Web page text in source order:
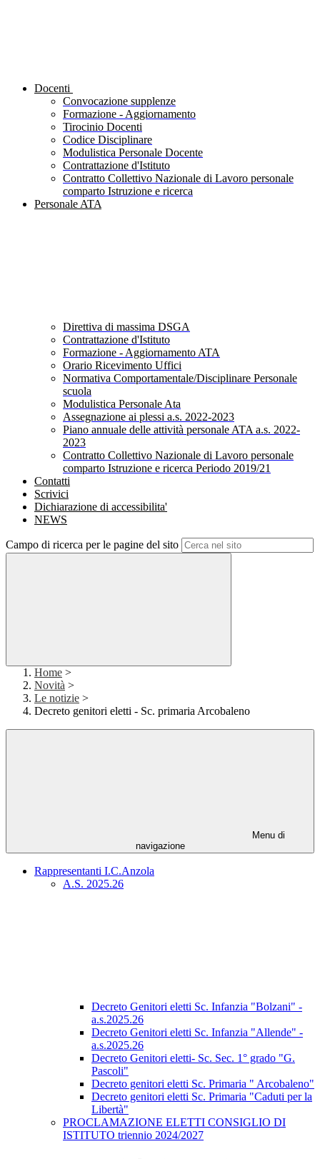
Docenti
Convocazione supplenze
Formazione - Aggiornamento
Tirocinio Docenti
Codice Disciplinare
Modulistica Personale Docente
Contrattazione d'Istituto
Contratto Collettivo Nazionale di Lavoro personale
comparto Istruzione e ricerca
Personale ATA
Direttiva di massima DSGA
Contrattazione d'Istituto
Formazione - Aggiornamento ATA
Orario Ricevimento Uffici
Normativa Comportamentale/Disciplinare Personale
scuola
Modulistica Personale Ata
Assegnazione ai plessi a.s. 2022-2023
Piano annuale delle attività personale ATA a.s. 2022-
2023
Contratto Collettivo Nazionale di Lavoro personale
comparto Istruzione e ricerca Periodo 2019/21
Contatti
Scrivici
Dichiarazione di accessibilita'
NEWS
Campo di ricerca per le pagine del sito
Home >
Novità >
Le notizie >
Decreto genitori eletti - Sc. primaria Arcobaleno
Menu di
navigazione
Rappresentanti I.C.Anzola
A.S. 2025.26
Decreto Genitori eletti Sc. Infanzia "Bolzani" -
a.s.2025.26
Decreto Genitori eletti Sc. Infanzia "Allende" -
a.s.2025.26
Decreto Genitori eletti- Sc. Sec. 1° grado "G.
Pascoli"
Decreto genitori eletti Sc. Primaria " Arcobaleno"
Decreto genitori eletti Sc. Primaria "Caduti per la
Libertà"
PROCLAMAZIONE ELETTI CONSIGLIO DI
ISTITUTO triennio 2024/2027